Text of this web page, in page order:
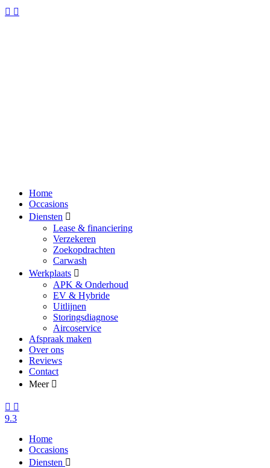
Home
Occasions
Diensten
Lease & financiering
Verzekeren
Zoekopdrachten
Carwash
Werkplaats
APK & Onderhoud
EV & Hybride
Uitlijnen
Storingsdiagnose
Aircoservice
Afspraak maken
Over ons
Reviews
Contact
Meer
9.3
Home
Occasions
Diensten